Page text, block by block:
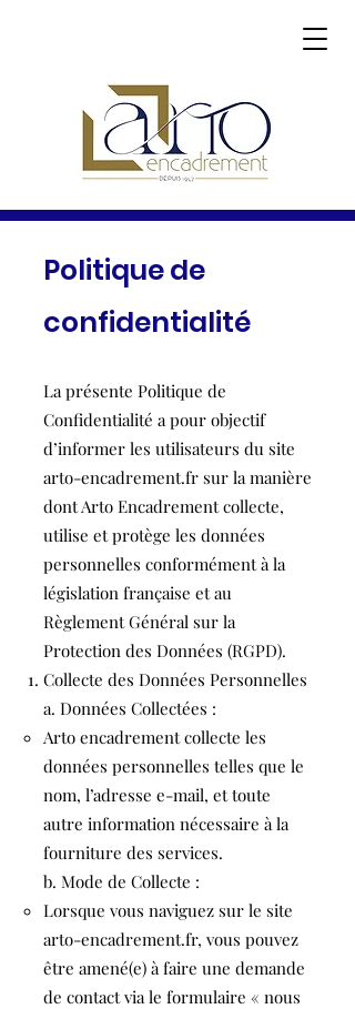
Politique de
confidentialité
La présente Politique de
Confidentialité a pour objectif
d’informer les utilisateurs du site
arto-encadrement.fr sur la manière
dont Arto Encadrement collecte,
utilise et protège les données
personnelles conformément à la
législation française et au
Règlement Général sur la
Protection des Données (RGPD).
Collecte des Données Personnelles
a. Données Collectées :
Arto encadrement collecte les
données personnelles telles que le
nom, l’adresse e-mail, et toute
autre information nécessaire à la
fourniture des services.
b. Mode de Collecte :
Lorsque vous naviguez sur le site
arto-encadrement.fr, vous pouvez
être amené(e) à faire une demande
de contact via le formulaire « nous